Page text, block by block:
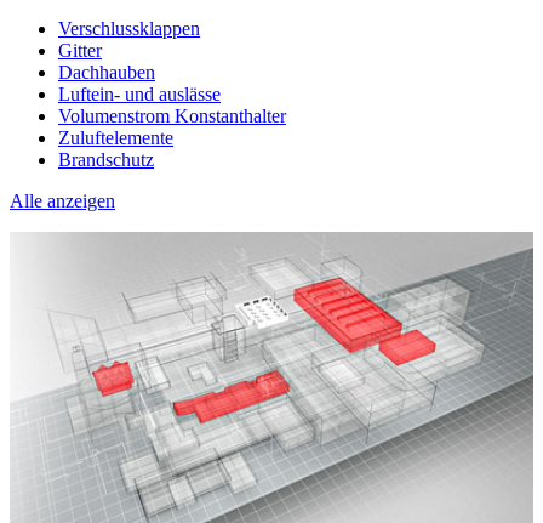
Verschlussklappen
Gitter
Dachhauben
Luftein- und auslässe
Volumenstrom Konstanthalter
Zuluftelemente
Brandschutz
Alle anzeigen